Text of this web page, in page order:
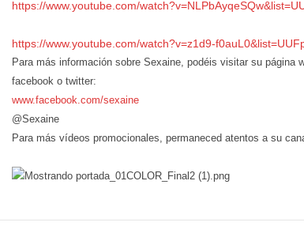
https://www.youtube.com/
https://www.youtube.com/watch?v=z1d9-
Para más información sobre Sexaine, podéis visitar su página
facebook o twitter:
www.facebook.com/sexaine
@Sexaine
Para más vídeos promocionales, permaneced atentos a su